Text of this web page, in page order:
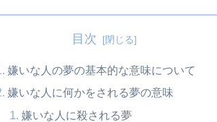
目次
嫌いな人の夢の基本的な意味について
嫌いな人に何かをされる夢の意味
嫌いな人に殺される夢